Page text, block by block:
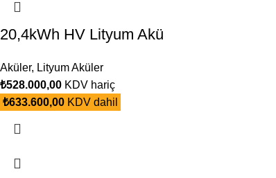
20,4kWh HV Lityum Akü
Aküler, Lityum Aküler
₺528.000,00 KDV hariç
₺633.600,00 KDV dahil